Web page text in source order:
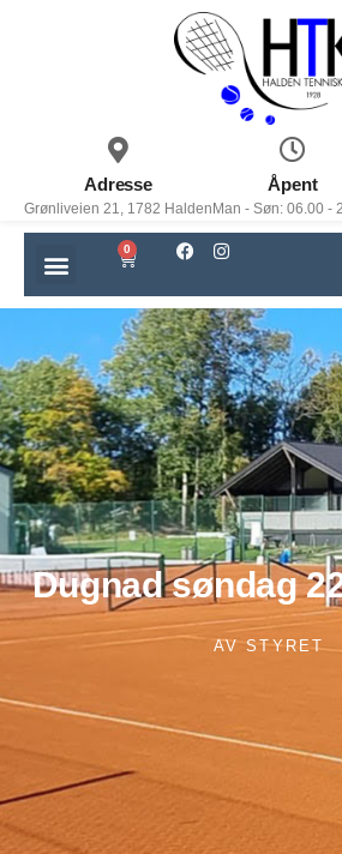
Adresse
Grønliveien 21, 1782 Halden
Åpent
Man - Søn: 06.00 -
0
Dugnad søndag
AV STYRET